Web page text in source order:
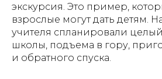
экскурсия. Это пример,
взрослые могут дать детям.
учителя спланировали
школы, подъема в гору,
и обратного спуска.